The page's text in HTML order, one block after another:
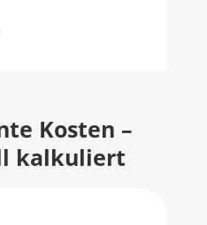
Kosten –
kalkuliert